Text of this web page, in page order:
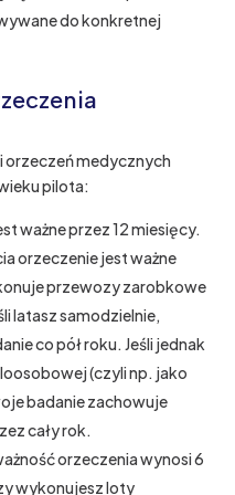
do konkretnej
orzeczeń medycznych
pilota:
ważne przez 12 miesięcy.
orzeczenie jest ważne
przewozy zarobkowe
latasz samodzielnie,
co pół roku. Jeśli jednak
(czyli np. jako
badanie zachowuje
cały rok.
orzeczenia wynosi 6
wykonujesz loty